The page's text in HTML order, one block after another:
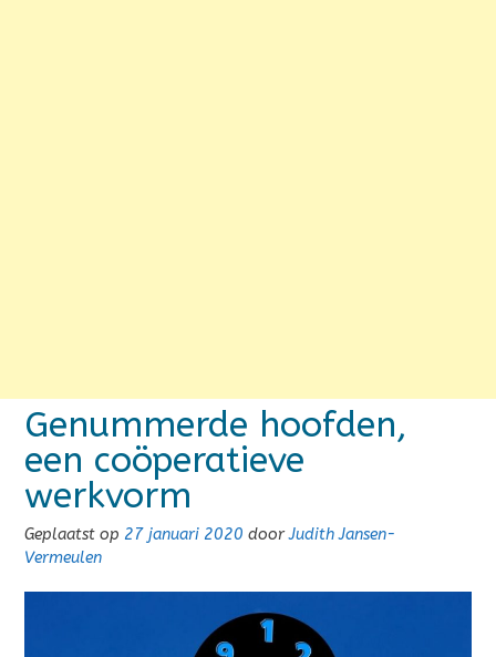
Genummerde hoofden,
een coöperatieve
werkvorm
Geplaatst op 27 januari 2020 doorJudith Jansen-
Vermeulen